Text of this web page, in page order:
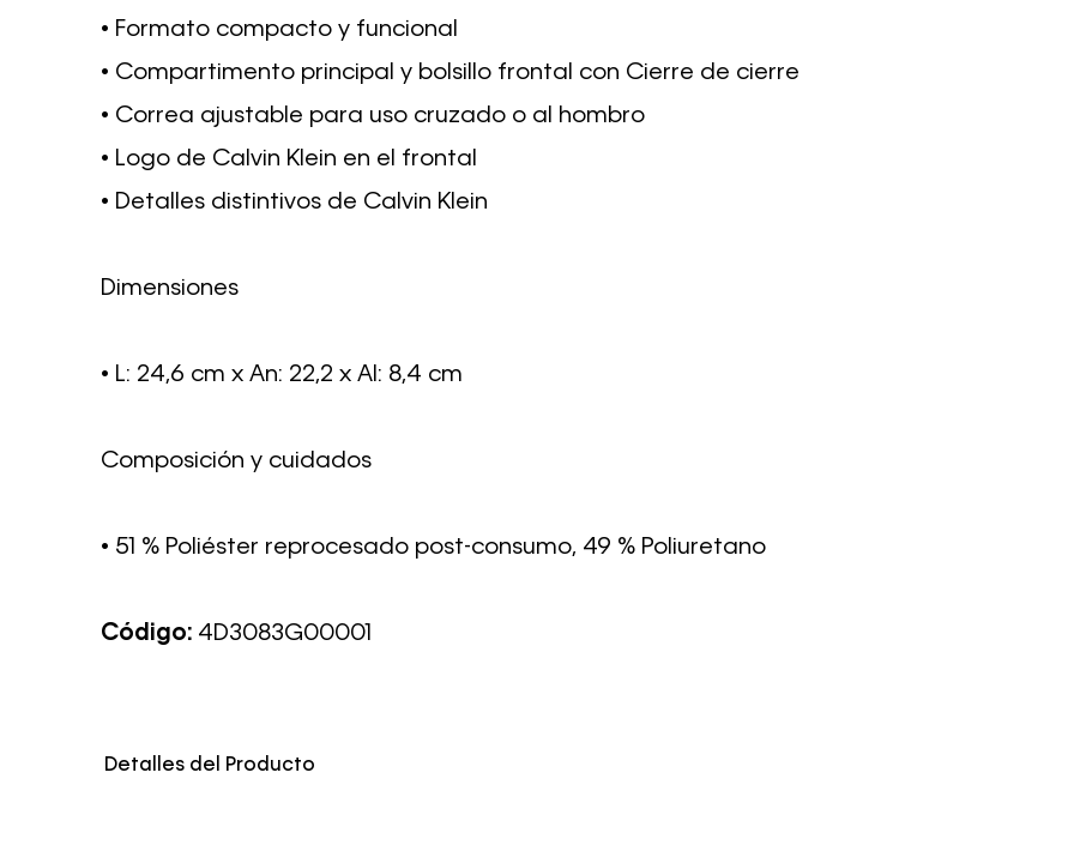
• Formato compacto y funcional
• Compartimento principal y bolsillo frontal con Cierre de cierre
• Correa ajustable para uso cruzado o al hombro
• Logo de Calvin Klein en el frontal
• Detalles distintivos de Calvin Klein
Dimensiones
• L: 24,6 cm x An: 22,2 x Al: 8,4 cm
Composición y cuidados
• 51 % Poliéster reprocesado post-consumo, 49 % Poliuretano
Código: 4D3083G00001
Detalles del Producto